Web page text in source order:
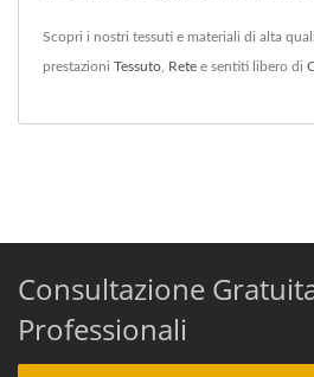
Scopri i nostri tessuti e materiali di alta
prestazioni Tessuto Rete e sentiti libero di
Consultazione
Professionali